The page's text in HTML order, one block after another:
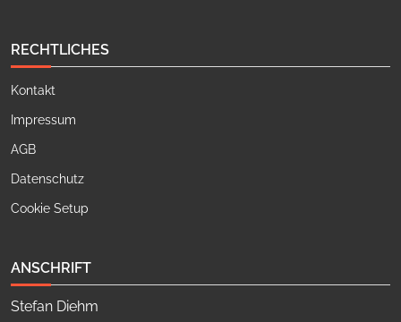
RECHTLICHES
Kontakt
Impressum
AGB
Datenschutz
Cookie Setup
ANSCHRIFT
Stefan Diehm